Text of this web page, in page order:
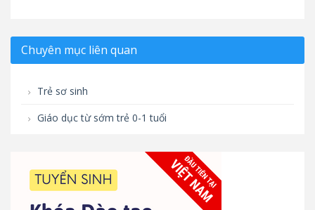
Chuyên mục liên quan
Trẻ sơ sinh
Giáo dục từ sớm trẻ 0-1 tuổi